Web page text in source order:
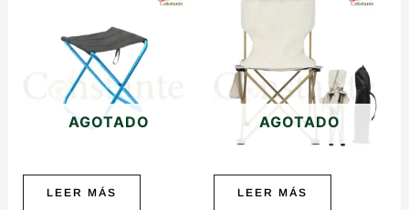
AGOTADO
LEER MÁS
AGOTADO
LEER MÁS